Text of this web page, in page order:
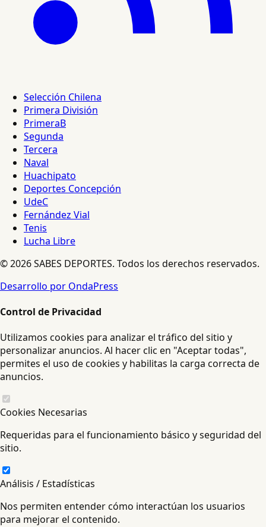
Selección Chilena
Primera División
PrimeraB
Segunda
Tercera
Naval
Huachipato
Deportes Concepción
UdeC
Fernández Vial
Tenis
Lucha Libre
© 2026 SABES DEPORTES. Todos los derechos reservados.
Desarrollo por OndaPress
Control de Privacidad
Utilizamos cookies para analizar el tráfico del sitio y
personalizar anuncios. Al hacer clic en "Aceptar todas",
permites el uso de cookies y habilitas la carga correcta de
anuncios.
Cookies Necesarias
Requeridas para el funcionamiento básico y seguridad del
sitio.
Análisis / Estadísticas
Nos permiten entender cómo interactúan los usuarios
para mejorar el contenido.